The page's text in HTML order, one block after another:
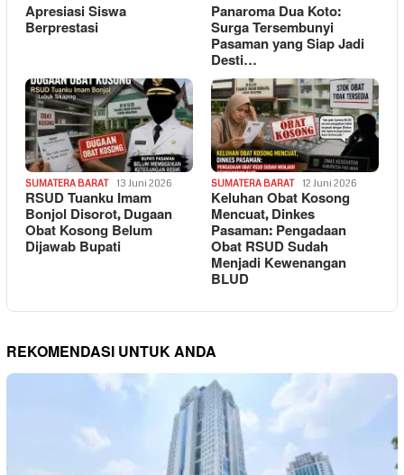
Apresiasi Siswa
Berprestasi
Panaroma Dua Koto:
Surga Tersembunyi
Pasaman yang Siap Jadi
Desti…
SUMATERA BARAT 13 Juni 2026
RSUD Tuanku Imam
Bonjol Disorot, Dugaan
Obat Kosong Belum
Dijawab Bupati
SUMATERA BARAT 12 Juni 2026
Keluhan Obat Kosong
Mencuat, Dinkes
Pasaman: Pengadaan
Obat RSUD Sudah
Menjadi Kewenangan
BLUD
REKOMENDASI UNTUK ANDA